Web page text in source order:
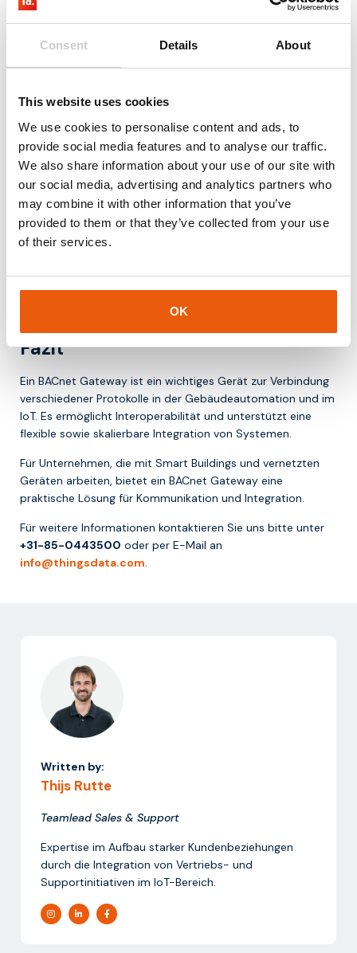
Consent Details About
This website uses cookies
We use cookies to personalise content and ads, to
provide social media features and to analyse our traffic.
We also share information about your use of our site with
our social media, advertising and analytics partners who
may combine it with other information that you’ve
provided to them or that they’ve collected from your use
of their services.
OK
Die Kommunikation zwischen Systemen muss gut
abgesichert sein.
sind
Gebäude und Anlagen werden immer komplexer und
bestehen aus Systemen verschiedener Hersteller. BACnet
Gateways helfen dabei:
Systeme zu integrieren
Daten verfügbar zu machen
Flexibilität zu erhöhen
Damit sind sie ein zentraler Bestandteil moderner
Fazit
Ein BACnet Gateway ist ein wichtiges Gerät zur Verbindung
verschiedener Protokolle in der Gebäudeautomation und im
IoT. Es ermöglicht Interoperabilität und unterstützt eine
flexible sowie skalierbare Integration von Systemen.
Für Unternehmen, die mit Smart Buildings und vernetzten
Geräten arbeiten, bietet ein BACnet Gateway eine
praktische Lösung für Kommunikation und Integration.
Für weitere Informationen kontaktieren Sie uns bitte unter
+31-85-0443500 oder per E-Mail an
info@thingsdata.com.
Written by:
Thijs Rutte
Teamlead Sales & Support
Expertise im Aufbau starker Kundenbeziehungen
durch die Integration von Vertriebs- und
Supportinitiativen im IoT-Bereich.